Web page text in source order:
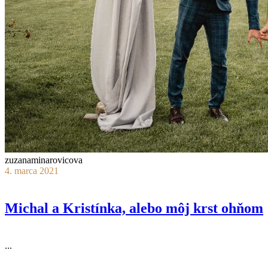
zuzanaminarovicova
4. marca 2021
Michal a Kristínka, alebo môj krst ohňom
...